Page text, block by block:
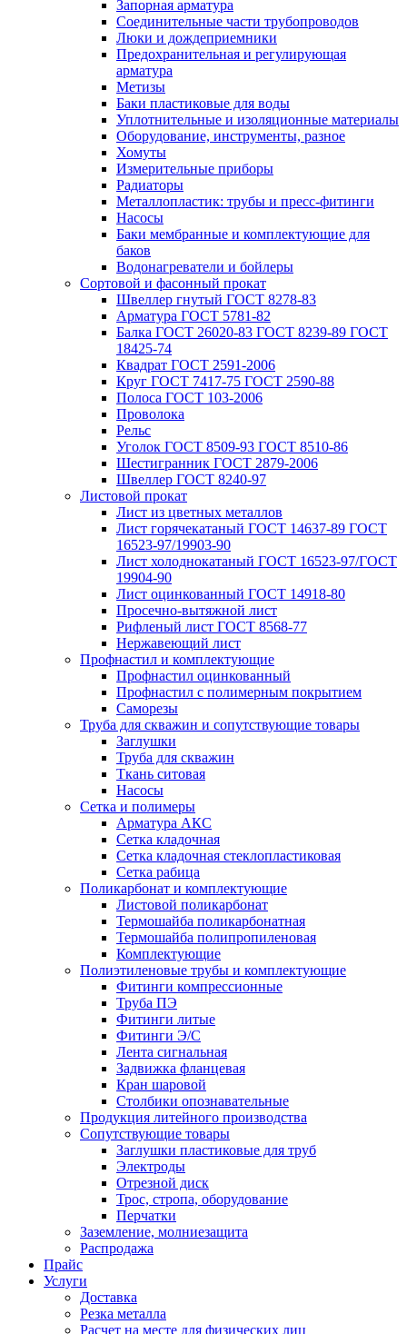
Запорная арматура
Соединительные части трубопроводов
Люки и дождеприемники
Предохранительная и регулирующая
арматура
Метизы
Баки пластиковые для воды
Уплотнительные и изоляционные материалы
Оборудование, инструменты, разное
Хомуты
Измерительные приборы
Радиаторы
Металлопластик: трубы и пресс-фитинги
Насосы
Баки мембранные и комплектующие для
баков
Водонагреватели и бойлеры
Сортовой и фасонный прокат
Швеллер гнутый ГОСТ 8278-83
Арматура ГОСТ 5781-82
Балка ГОСТ 26020-83 ГОСТ 8239-89 ГОСТ
18425-74
Квадрат ГОСТ 2591-2006
Круг ГОСТ 7417-75 ГОСТ 2590-88
Полоса ГОСТ 103-2006
Проволока
Рельс
Уголок ГОСТ 8509-93 ГОСТ 8510-86
Шестигранник ГОСТ 2879-2006
Швеллер ГОСТ 8240-97
Листовой прокат
Лист из цветных металлов
Лист горячекатаный ГОСТ 14637-89 ГОСТ
16523-97/19903-90
Лист холоднокатаный ГОСТ 16523-97/ГОСТ
19904-90
Лист оцинкованный ГОСТ 14918-80
Просечно-вытяжной лист
Рифленый лист ГОСТ 8568-77
Нержавеющий лист
Профнастил и комплектующие
Профнастил оцинкованный
Профнастил с полимерным покрытием
Саморезы
Труба для скважин и сопутствующие товары
Заглушки
Труба для скважин
Ткань ситовая
Насосы
Сетка и полимеры
Арматура АКС
Сетка кладочная
Сетка кладочная стеклопластиковая
Сетка рабица
Поликарбонат и комплектующие
Листовой поликарбонат
Термошайба поликарбонатная
Термошайба полипропиленовая
Комплектующие
Полиэтиленовые трубы и комплектующие
Фитинги компрессионные
Труба ПЭ
Фитинги литые
Фитинги Э/С
Лента сигнальная
Задвижка фланцевая
Кран шаровой
Столбики опознавательные
Продукция литейного производства
Сопутствующие товары
Заглушки пластиковые для труб
Электроды
Отрезной диск
Трос, стропа, оборудование
Перчатки
Заземление, молниезащита
Распродажа
Прайс
Услуги
Доставка
Резка металла
Расчет на месте для физических лиц